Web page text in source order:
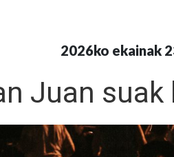
2026ko ekainak
Juan suak